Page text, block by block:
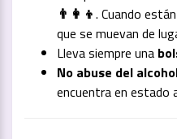
👨‍👩‍👦. Cuando
que se muevan de
Lleva siempre una
No abuse del
encuentra en estado